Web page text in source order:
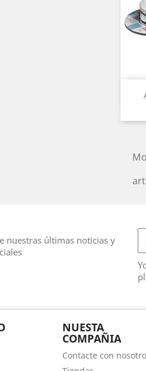
nuestras últimas noticias y
NUESTA
COMPAÑIA
Contacte con